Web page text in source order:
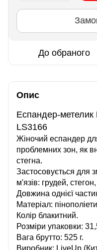
До обраного
Опис
Еспандер-
LS3166
Жіночий еспандер
проблемних зон, як
стегна.
Застосовується для
м'язів: грудей,
Довжина однієї
Матеріал:
Колір блакитний.
Розміри упаковки:
Вага брутто: 525 г.
Виробник: LiveUp